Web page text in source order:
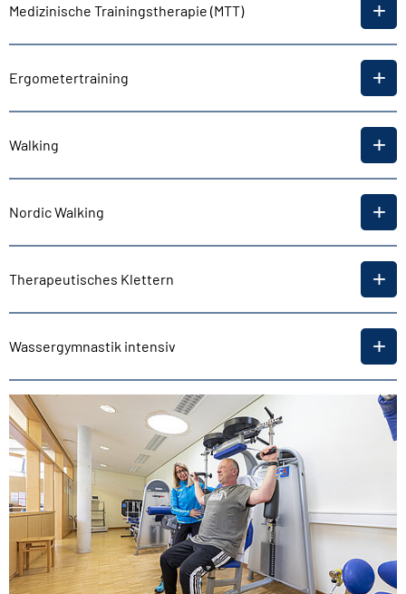
Medizinische Trainingstherapie (MTT)
Ergometertraining
Walking
Nordic Walking
Therapeutisches Klettern
Wassergymnastik intensiv